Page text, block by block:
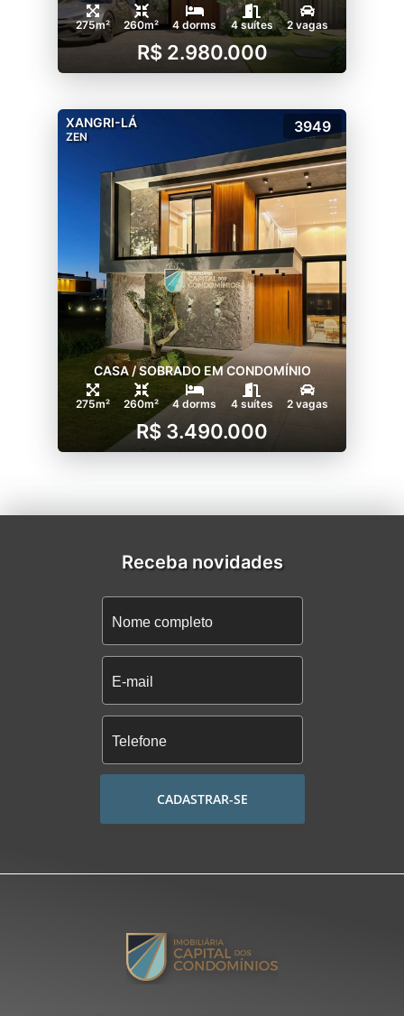
275m² 260m² 4 dorms 4 suítes 2 vagas
R$ 2.980.000
XANGRI-LÁ
ZEN
3949
CASA / SOBRADO EM CONDOMÍNIO
275m² 260m² 4 dorms 4 suítes 2 vagas
R$ 3.490.000
Receba novidades
CADASTRAR-SE